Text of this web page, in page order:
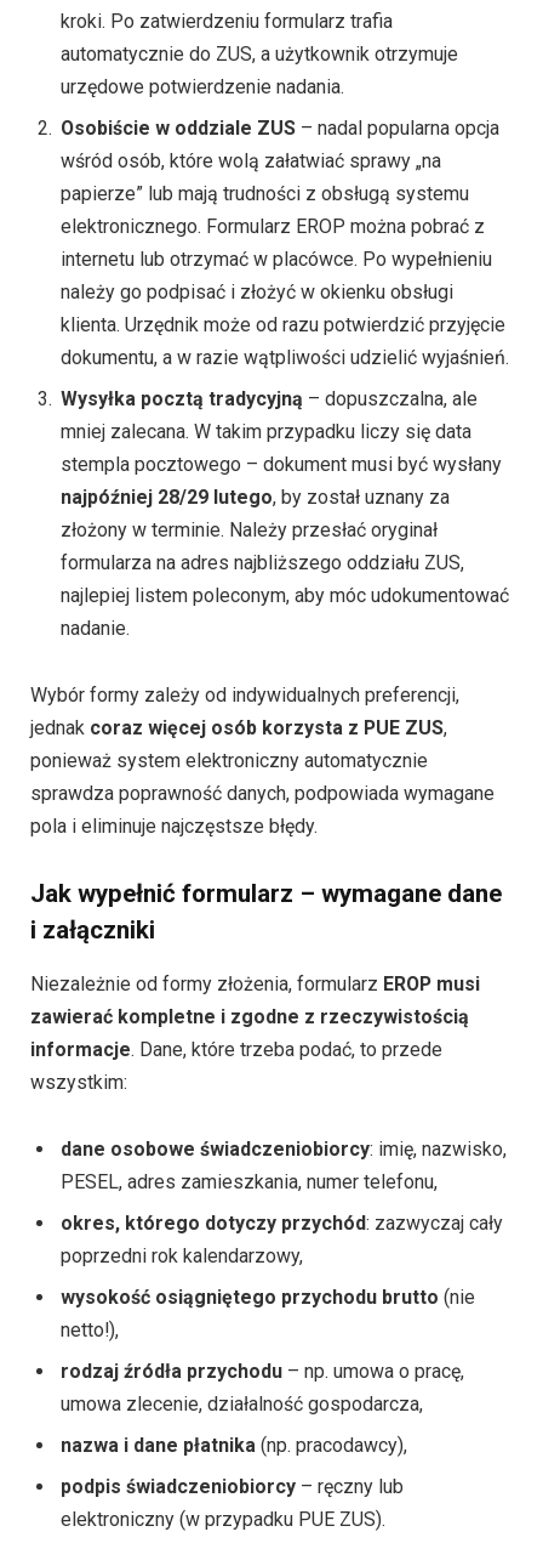
kroki. Po zatwierdzeniu formularz trafia
automatycznie do ZUS, a użytkownik otrzymuje
urzędowe potwierdzenie nadania.
Osobiście w oddziale ZUS – nadal popularna opcja
wśród osób, które wolą załatwiać sprawy „na
papierze” lub mają trudności z obsługą systemu
elektronicznego. Formularz EROP można pobrać z
internetu lub otrzymać w placówce. Po wypełnieniu
należy go podpisać i złożyć w okienku obsługi
klienta. Urzędnik może od razu potwierdzić przyjęcie
dokumentu, a w razie wątpliwości udzielić wyjaśnień.
Wysyłka pocztą tradycyjną – dopuszczalna, ale
mniej zalecana. W takim przypadku liczy się data
stempla pocztowego – dokument musi być wysłany
najpóźniej 28/29 lutego, by został uznany za
złożony w terminie. Należy przesłać oryginał
formularza na adres najbliższego oddziału ZUS,
najlepiej listem poleconym, aby móc udokumentować
nadanie.
Wybór formy zależy od indywidualnych preferencji,
jednak coraz więcej osób korzysta z PUE ZUS,
ponieważ system elektroniczny automatycznie
sprawdza poprawność danych, podpowiada wymagane
pola i eliminuje najczęstsze błędy.
Jak wypełnić formularz – wymagane dane
i załączniki
Niezależnie od formy złożenia, formularz EROP musi
zawierać kompletne i zgodne z rzeczywistością
informacje. Dane, które trzeba podać, to przede
wszystkim:
dane osobowe świadczeniobiorcy: imię, nazwisko,
PESEL, adres zamieszkania, numer telefonu,
okres, którego dotyczy przychód: zazwyczaj cały
poprzedni rok kalendarzowy,
wysokość osiągniętego przychodu brutto (nie
netto!),
rodzaj źródła przychodu – np. umowa o pracę,
umowa zlecenie, działalność gospodarcza,
nazwa i dane płatnika (np. pracodawcy),
podpis świadczeniobiorcy – ręczny lub
elektroniczny (w przypadku PUE ZUS).